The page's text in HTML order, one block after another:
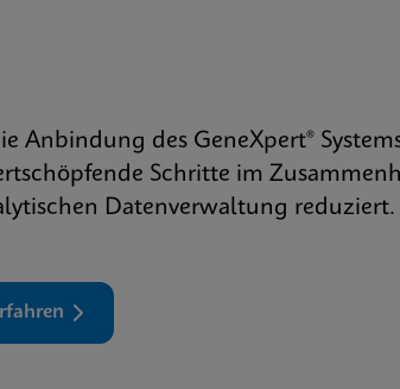
Anbindung des GeneXpert®
Schritte im
Datenverwaltung reduziert.